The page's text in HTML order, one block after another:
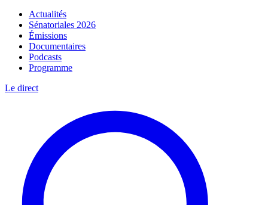
Actualités
Sénatoriales 2026
Émissions
Documentaires
Podcasts
Programme
Le direct